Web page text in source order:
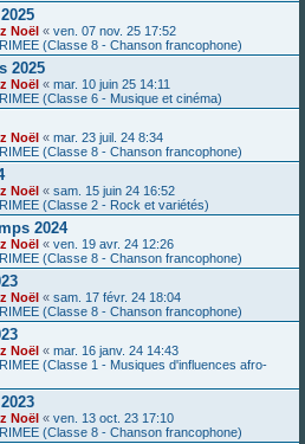
Noël « ven. 07 nov. 25 17:52
(Classe 8 - Chanson francophone)
2025
Noël « mar. 10 juin 25 14:11
(Classe 6 - Musique et cinéma)
Noël « mar. 23 juil. 24 8:34
(Classe 8 - Chanson francophone)
Noël « sam. 15 juin 24 16:52
(Classe 2 - Rock et variétés)
2024
Noël « ven. 19 avr. 24 12:26
(Classe 8 - Chanson francophone)
Noël « sam. 17 févr. 24 18:04
(Classe 8 - Chanson francophone)
Noël « mar. 16 janv. 24 14:43
(Classe 1 - Musiques d'influences afro-
Noël « ven. 13 oct. 23 17:10
(Classe 8 - Chanson francophone)